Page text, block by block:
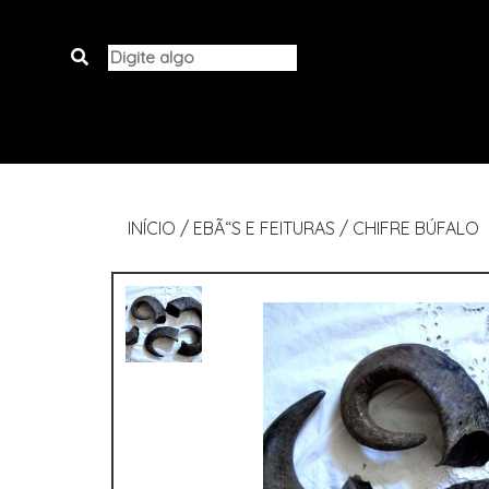
INÍCIO / EBÃ“S E FEITURAS / CHIFRE BÚFALO